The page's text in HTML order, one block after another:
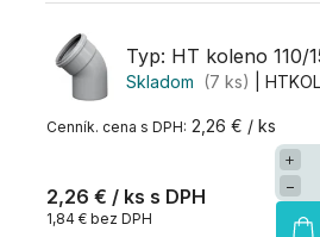
Typ: HT koleno 110/
Skladom (7 ks) |
2,26 € / ks
2,26 € / ks
1,84 € bez DPH
+
−